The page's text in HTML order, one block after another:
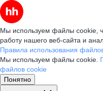
Мы используем файлы cookie,
работу нашего веб-сайта и
Правила использования
Мы используем файлы cookie.
файлов cookie
Понятно